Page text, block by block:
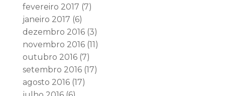
fevereiro 2017 (7)
janeiro 2017 (6)
dezembro 2016(3)
novembro 2016(11)
outubro 2016(7)
setembro 2016(17)
agosto 2016(17)